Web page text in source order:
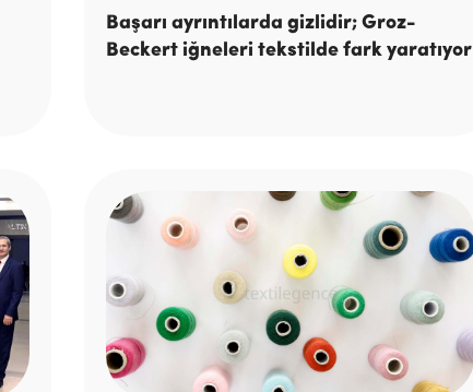
Başarı ayrıntılarda gizlidir; Groz-
Beckert iğneleri tekstilde fark yaratıyor